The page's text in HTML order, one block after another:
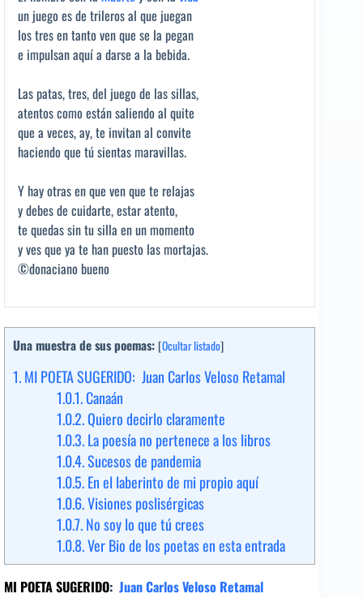
un juego es de trileros al que juegan
los tres en tanto ven que se la pegan
e impulsan aquí a darse a la bebida.
Las patas, tres, del juego de las sillas,
atentos como están saliendo al quite
que a veces, ay, te invitan al convite
haciendo que tú sientas maravillas.
Y hay otras en que ven que te relajas
y debes de cuidarte, estar atento,
te quedas sin tu silla en un momento
y ves que ya te han puesto las mortajas.
©donaciano bueno
Una muestra de sus poemas: [Ocultar listado]
1.MI POETA SUGERIDO: Juan Carlos Veloso Retamal
1.0.1.Canaán
1.0.2.Quiero decirlo claramente
1.0.3.La poesía no pertenece a los libros
1.0.4.Sucesos de pandemia
1.0.5.En el laberinto de mi propio aquí
1.0.6.Visiones poslisérgicas
1.0.7.No soy lo que tú crees
1.0.8.Ver Bio de los poetas en esta entrada
MI POETA SUGERIDO: Juan Carlos Veloso Retamal